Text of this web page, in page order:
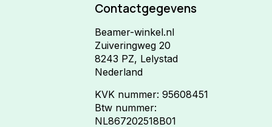
Contactgegevens
Beamer-winkel.nl
Zuiveringweg 20
8243 PZ, Lelystad
Nederland
KVK nummer: 95608451
Btw nummer:
NL867202518B01